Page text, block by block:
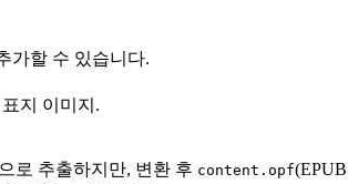
가할 수 있습니다.
지 이미지.
로 추출하지만, 변환 후 content.opf